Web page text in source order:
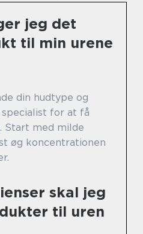
jeg det
til min urene
din hudtype og
specialist for at få
Start med milde
øg koncentrationen
skal jeg
til uren